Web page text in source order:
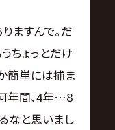
ますんで｡だ
ちょっとだけ
簡単には捕ま
年間､4年…8
なと思いまし